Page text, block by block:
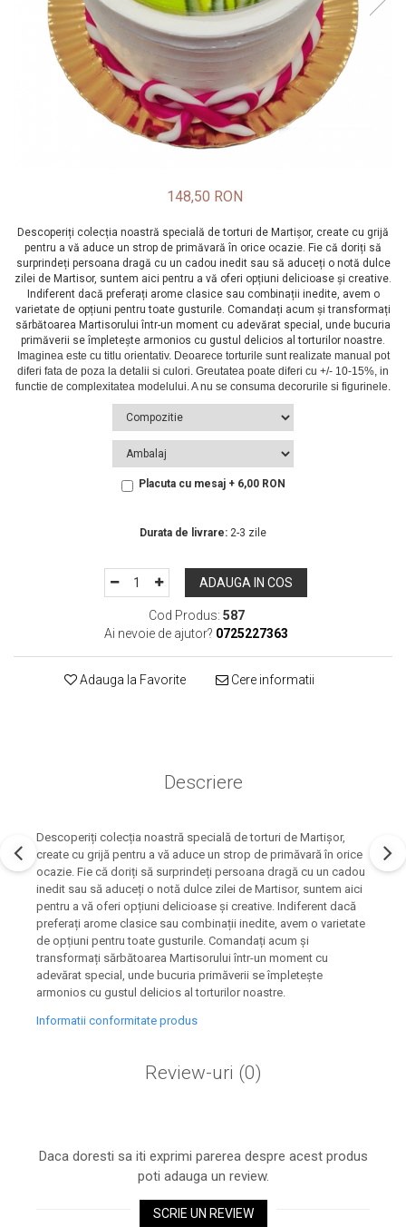
148,50 RON
Descoperiți colecția noastră specială de torturi de Martișor, create cu grijă
pentru a vă aduce un strop de primăvară în orice ocazie. Fie că doriți să
surprindeți persoana dragă cu un cadou inedit sau să aduceți o notă dulce
zilei de Martisor, suntem aici pentru a vă oferi opțiuni delicioase și creative.
Indiferent dacă preferați arome clasice sau combinații inedite, avem o
varietate de opțiuni pentru toate gusturile. Comandați acum și transformați
sărbătoarea Martisorului într-un moment cu adevărat special, unde bucuria
primăverii se împletește armonios cu gustul delicios al torturilor noastre.
Placuta cu mesaj + 6,00 RON
Durata de livrare: 2-3 zile
ADAUGA IN COS
Cod Produs: 587
Ai nevoie de ajutor? 0725227363
Adauga la Favorite Cere informatii
Descriere
Descoperiți colecția noastră specială de torturi de Martișor,
create cu grijă pentru a vă aduce un strop de primăvară în orice
ocazie. Fie că doriți să surprindeți persoana dragă cu un cadou
inedit sau să aduceți o notă dulce zilei de Martisor, suntem aici
pentru a vă oferi opțiuni delicioase și creative. Indiferent dacă
preferați arome clasice sau combinații inedite, avem o varietate
de opțiuni pentru toate gusturile. Comandați acum și
transformați sărbătoarea Martisorului într-un moment cu
adevărat special, unde bucuria primăverii se împletește
armonios cu gustul delicios al torturilor noastre.
Informatii conformitate produs
Review-uri (0)
Daca doresti sa iti exprimi parerea despre acest produs
poti adauga un review.
SCRIE UN REVIEW